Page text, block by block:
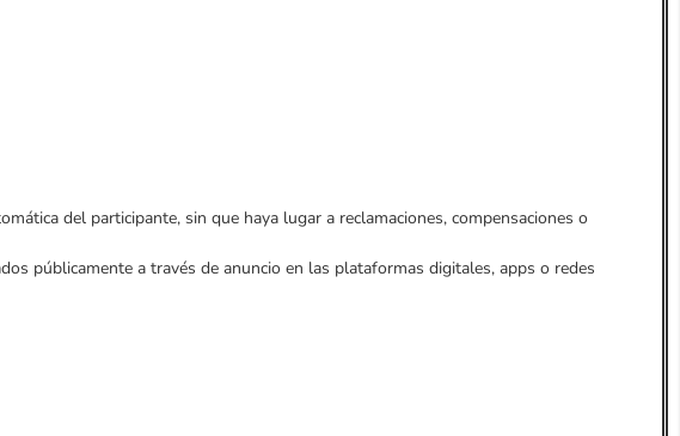
del participante, sin que haya lugar a reclamaciones, compensaciones o
públicamente a través de anuncio en las plataformas digitales, apps o redes